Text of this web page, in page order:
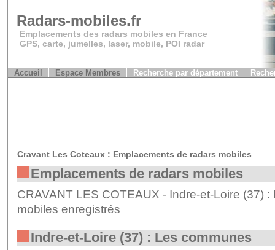
Radars-mobiles.fr
Emplacements des radars mobiles en France
GPS, carte, jumelles, laser, mobile, POI radar
Accueil Espace Membres Recherche par département
Cravant Les Coteaux : Emplacements de radars mobiles
Emplacements de radars mobiles
CRAVANT LES COTEAUX - Indre-et-Loire (37) :
mobiles enregistrés
Indre-et-Loire (37) : Les communes